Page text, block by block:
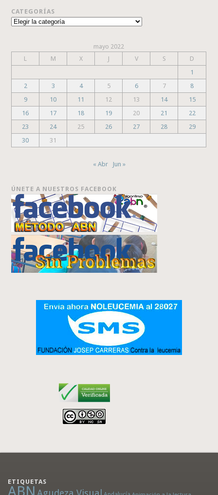
CATEGORÍAS
Categorías
mayo 2022
L
M X J V S
D
1
2
3 4 5 6 7
8
9
10 11 12 13 14
15
16
17 18 19 20 21
22
23
24 25 26 27 28
29
30
31
« Abr Jun »
ÚNETE A NUESTROS FACEBOOK
ETIQUETAS
ABN